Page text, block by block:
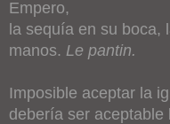
Empero,
la sequía en su boca,
manos. Le pantin.
Imposible aceptar la
debería ser